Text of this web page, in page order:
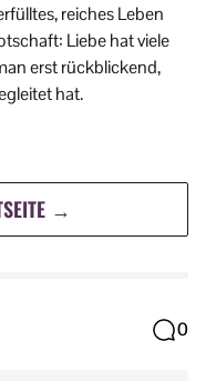
reiches Leben
Liebe hat viele
erst rückblickend,
hat.
→
0